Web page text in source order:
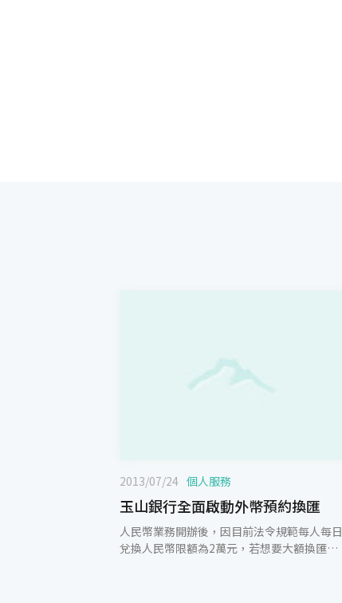
2013/07/24 個人服務
玉山銀行全面啟動外幣預約換匯
人民幣業務開辦後，因目前法令規範每人每日
兌換人民幣限額為2萬元，若想要大額換匯的